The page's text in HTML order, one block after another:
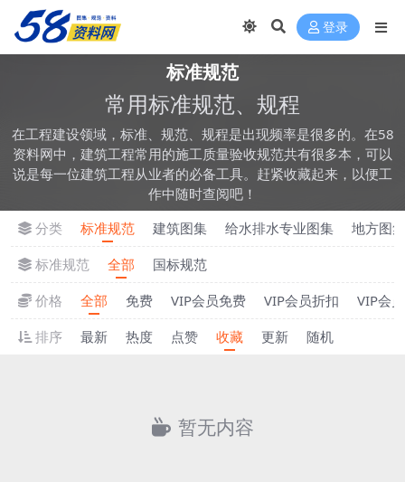
登录
标准规范
常用标准规范、规程
在工程建设领域，标准、规范、规程是出现频率是很多的。在58
资料网中，建筑工程常用的施工质量验收规范共有很多本，可以
说是每一位建筑工程从业者的必备工具。赶紧收藏起来，以便工
作中随时查阅吧！
分类
标准规范 建筑图集 给水排水专业图集
地方图集
标准规范
全部
国标规范
价格
全部 免费 VIP会员免费 VIP会员折扣
VIP会
排序
最新 热度 点赞 收藏 更新 随机
暂无内容